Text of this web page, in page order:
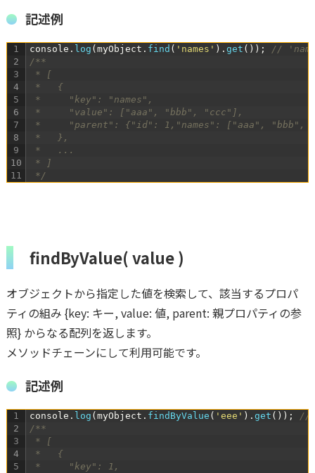
記述例
1
2
3
4
5
6
7
8
9
10
11
console . log ( myObject . find ( 'names' ) . get ( ) ) ;
// 'name'
/**
* [
*   {
*     "key": "names",
*     "value": ["aaa", "bbb", "ccc"],
*     "parent": {"id": 1,"names": ["aaa",
*   },
*   ...
* ]
*/
findByValue( value )
オブジェクトから指定した値を検索して、該当するプロパ
ティの組み {key: キー, value: 値, parent: 親プロパティの参
照} からなる配列を返します。
メソッドチェーンにして利用可能です。
記述例
1
2
3
4
5
console . log ( myObject . findByValue ( 'eee' ) . get ( ) ) ;
//
/**
* [
*   {
*     "key": 1,